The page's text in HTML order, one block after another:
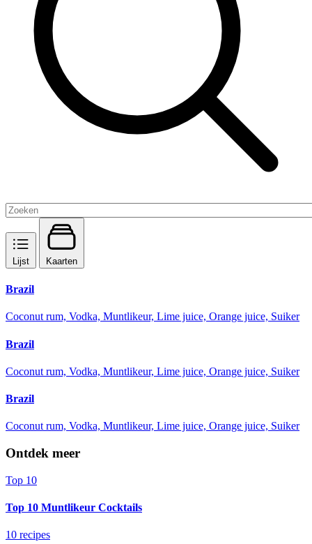
Lijst Kaarten
Brazil
Coconut rum, Vodka, Muntlikeur, Lime juice, Orange juice, Suiker
Brazil
Coconut rum, Vodka, Muntlikeur, Lime juice, Orange juice, Suiker
Brazil
Coconut rum, Vodka, Muntlikeur, Lime juice, Orange juice, Suiker
Ontdek meer
Top 10
Top 10 Muntlikeur Cocktails
10 recipes